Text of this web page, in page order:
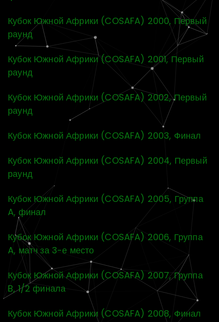
Кубок Южной Африки (COSAFA) 2000, Первый
раунд
Кубок Южной Африки (COSAFA) 2001, Первый
раунд
Кубок Южной Африки (COSAFA) 2002, Первый
раунд
Кубок Южной Африки (COSAFA) 2003, Финал
Кубок Южной Африки (COSAFA) 2004, Первый
раунд
Кубок Южной Африки (COSAFA) 2005, Группа
A, финал
Кубок Южной Африки (COSAFA) 2006, Группа
A, матч за 3-е место
Кубок Южной Африки (COSAFA) 2007, Группа
B, 1/2 финала
Кубок Южной Африки (COSAFA) 2008, Финал